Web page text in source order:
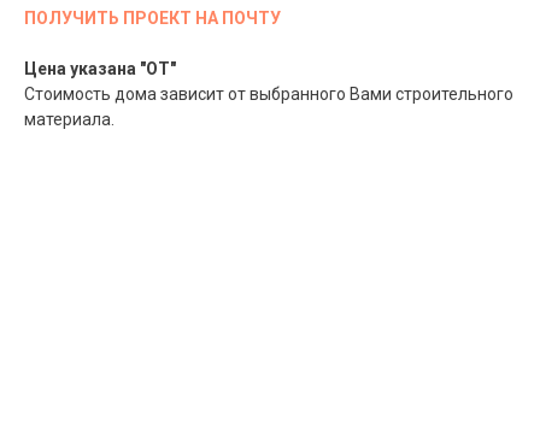
ПОЛУЧИТЬ ПРОЕКТ НА ПОЧТУ
Цена указана "ОТ"
Стоимость дома зависит от выбранного Вами строительного
материала.